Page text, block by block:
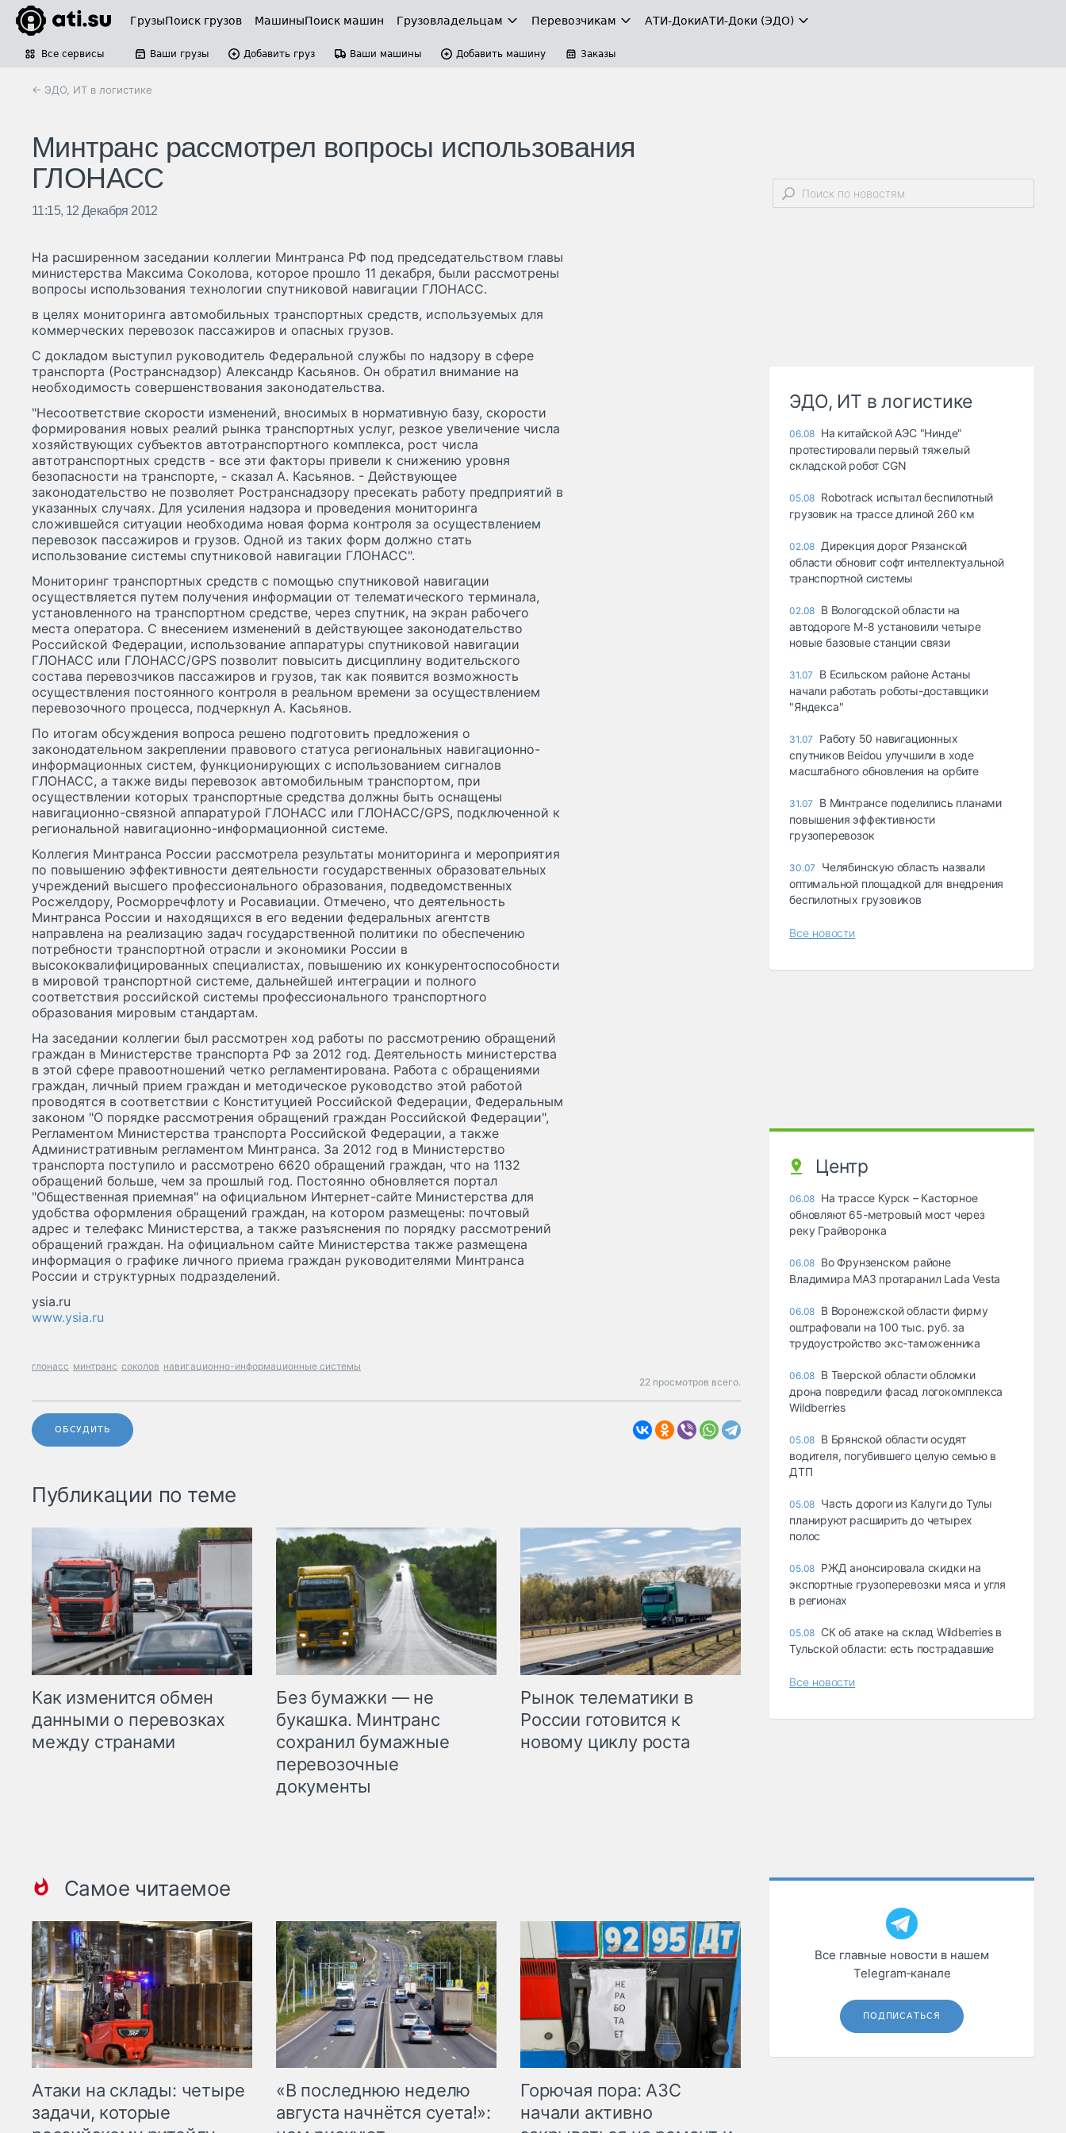
ГрузыПоиск грузов МашиныПоиск машин Грузовладельцам Перевозчикам АТИ-ДокиАТИ-Доки (ЭДО)
Все сервисы Ваши грузы Добавить груз Ваши машины Добавить машину Заказы
← ЭДО, ИТ в логистике
Минтранс рассмотрел вопросы использования
ГЛОНАСС
11:15, 12 Декабря 2012
На расширенном заседании коллегии Минтранса РФ под председательством главы
министерства Максима Соколова, которое прошло 11 декабря, были рассмотрены
вопросы использования технологии спутниковой навигации ГЛОНАСС.
в целях мониторинга автомобильных транспортных средств, используемых для
коммерческих перевозок пассажиров и опасных грузов.
С докладом выступил руководитель Федеральной службы по надзору в сфере
транспорта (Ространснадзор) Александр Касьянов. Он обратил внимание на
необходимость совершенствования законодательства.
"Несоответствие скорости изменений, вносимых в нормативную базу, скорости
формирования новых реалий рынка транспортных услуг, резкое увеличение числа
хозяйствующих субъектов автотранспортного комплекса, рост числа
автотранспортных средств - все эти факторы привели к снижению уровня
безопасности на транспорте, - сказал А. Касьянов. - Действующее
законодательство не позволяет Ространснадзору пресекать работу предприятий в
указанных случаях. Для усиления надзора и проведения мониторинга
сложившейся ситуации необходима новая форма контроля за осуществлением
перевозок пассажиров и грузов. Одной из таких форм должно стать
использование системы спутниковой навигации ГЛОНАСС".
Мониторинг транспортных средств с помощью спутниковой навигации
осуществляется путем получения информации от телематического терминала,
установленного на транспортном средстве, через спутник, на экран рабочего
места оператора. С внесением изменений в действующее законодательство
Российской Федерации, использование аппаратуры спутниковой навигации
ГЛОНАСС или ГЛОНАСС/GPS позволит повысить дисциплину водительского
состава перевозчиков пассажиров и грузов, так как появится возможность
осуществления постоянного контроля в реальном времени за осуществлением
перевозочного процесса, подчеркнул А. Касьянов.
По итогам обсуждения вопроса решено подготовить предложения о
законодательном закреплении правового статуса региональных навигационно-
информационных систем, функционирующих с использованием сигналов
ГЛОНАСС, а также виды перевозок автомобильным транспортом, при
осуществлении которых транспортные средства должны быть оснащены
навигационно-связной аппаратурой ГЛОНАСС или ГЛОНАСС/GPS, подключенной к
региональной навигационно-информационной системе.
Коллегия Минтранса России рассмотрела результаты мониторинга и мероприятия
по повышению эффективности деятельности государственных образовательных
учреждений высшего профессионального образования, подведомственных
Росжелдору, Росморречфлоту и Росавиации. Отмечено, что деятельность
Минтранса России и находящихся в его ведении федеральных агентств
направлена на реализацию задач государственной политики по обеспечению
потребности транспортной отрасли и экономики России в
высококвалифицированных специалистах, повышению их конкурентоспособности
в мировой транспортной системе, дальнейшей интеграции и полного
соответствия российской системы профессионального транспортного
образования мировым стандартам.
На заседании коллегии был рассмотрен ход работы по рассмотрению обращений
граждан в Министерстве транспорта РФ за 2012 год. Деятельность министерства
в этой сфере правоотношений четко регламентирована. Работа с обращениями
граждан, личный прием граждан и методическое руководство этой работой
проводятся в соответствии с Конституцией Российской Федерации, Федеральным
законом "О порядке рассмотрения обращений граждан Российской Федерации",
Регламентом Министерства транспорта Российской Федерации, а также
Административным регламентом Минтранса. За 2012 год в Министерство
транспорта поступило и рассмотрено 6620 обращений граждан, что на 1132
обращений больше, чем за прошлый год. Постоянно обновляется портал
"Общественная приемная" на официальном Интернет-сайте Министерства для
удобства оформления обращений граждан, на котором размещены: почтовый
адрес и телефакс Министерства, а также разъяснения по порядку рассмотрений
обращений граждан. На официальном сайте Министерства также размещена
информация о графике личного приема граждан руководителями Минтранса
России и структурных подразделений.
ysia.ru
www.ysia.ru
глонасс минтранс соколов навигационно-информационные системы
22 просмотров всего.
ОБСУДИТЬ
Публикации по теме
Как изменится обмен
данными о перевозках
между странами
Без бумажки — не
букашка. Минтранс
сохранил бумажные
перевозочные
документы
Рынок телематики в
России готовится к
новому циклу роста
Самое читаемое
Атаки на склады: четыре
задачи, которые
«В последнюю неделю
августа начнётся суета!»:
Горючая пора: АЗС
начали активно
ЭДО, ИТ в логистике
06.08 На китайской АЭС "Нинде"
протестировали первый тяжелый
складской робот CGN
05.08 Robotrack испытал беспилотный
грузовик на трассе длиной 260 км
02.08 Дирекция дорог Рязанской
области обновит софт интеллектуальной
транспортной системы
02.08 В Вологодской области на
автодороге М-8 установили четыре
новые базовые станции связи
31.07
В Есильском районе Астаны
начали работать роботы-доставщики
"Яндекса"
31.07
Работу 50 навигационных
спутников Beidou улучшили в ходе
масштабного обновления на орбите
31.07
В Минтрансе поделились планами
повышения эффективности
грузоперевозок
30.07
Челябинскую область назвали
оптимальной площадкой для внедрения
беспилотных грузовиков
Все новости
Центр
06.08 На трассе Курск – Касторное
обновляют 65-метровый мост через
реку Грайворонка
06.08 Во Фрунзенском районе
Владимира МАЗ протаранил Lada Vesta
06.08 В Воронежской области фирму
оштрафовали на 100 тыс. руб. за
трудоустройство экс-таможенника
06.08 В Тверской области обломки
дрона повредили фасад логокомплекса
Wildberries
05.08 В Брянской области осудят
водителя, погубившего целую семью в
ДТП
05.08 Часть дороги из Калуги до Тулы
планируют расширить до четырех
полос
05.08 РЖД анонсировала скидки на
экспортные грузоперевозки мяса и угля
в регионах
05.08 СК об атаке на склад Wildberries в
Тульской области: есть пострадавшие
Все новости
Все главные новости в нашем
Telegram‑канале
ПОДПИСАТЬСЯ